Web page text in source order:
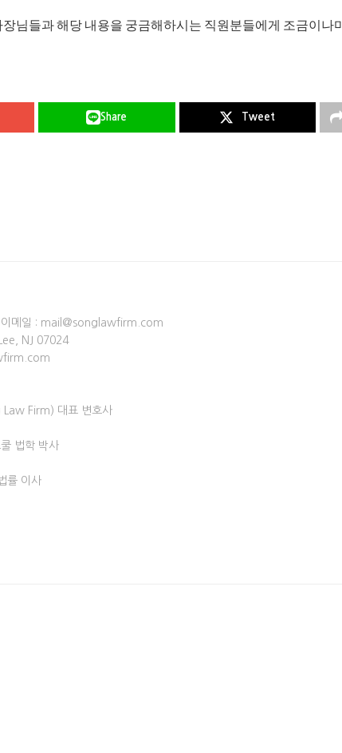
님들과 해당 내용을 궁금해하시는 직원분들에게 조금이나
Share Tweet
메일 : mail@songlawfirm.com
NJ 07024
Firm) 대표 변호사
법학 박사
률 이사